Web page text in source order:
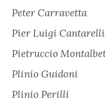
Peter Carravetta
Pier Luigi Cantarelli
Pietruccio
Plinio Guidoni
Plinio Perilli